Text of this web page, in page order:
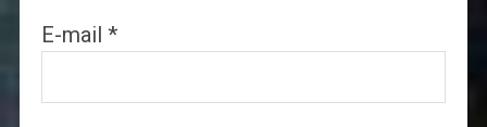
E-mail *